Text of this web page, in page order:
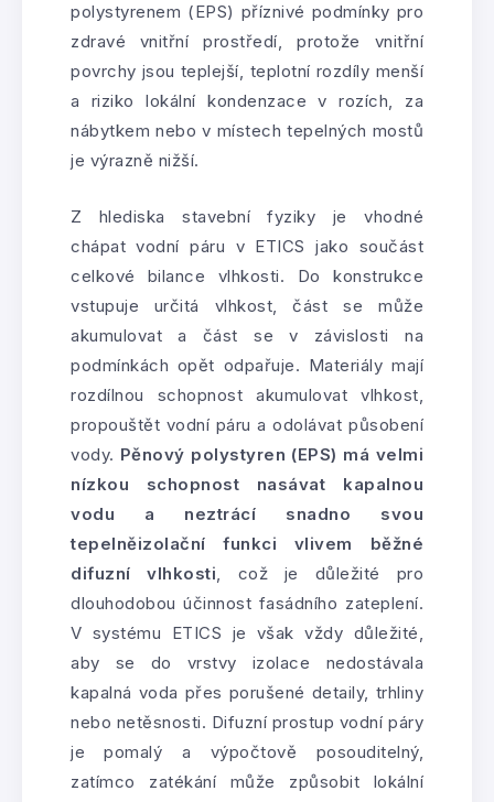
polystyrenem (EPS) příznivé podmínky pro
zdravé vnitřní prostředí, protože vnitřní
povrchy jsou teplejší, teplotní rozdíly menší
a riziko lokální kondenzace v rozích, za
nábytkem nebo v místech tepelných mostů
je výrazně nižší.
Z hlediska stavební fyziky je vhodné
chápat vodní páru v ETICS jako součást
celkové bilance vlhkosti. Do konstrukce
vstupuje určitá vlhkost, část se může
akumulovat a část se v závislosti na
podmínkách opět odpařuje. Materiály mají
rozdílnou schopnost akumulovat vlhkost,
propouštět vodní páru a odolávat působení
vody. Pěnový polystyren (EPS) má velmi
nízkou schopnost nasávat kapalnou
vodu a neztrácí snadno svou
tepelněizolační funkci vlivem běžné
difuzní vlhkosti, což je důležité pro
dlouhodobou účinnost fasádního zateplení.
V systému ETICS je však vždy důležité,
aby se do vrstvy izolace nedostávala
kapalná voda přes porušené detaily, trhliny
nebo netěsnosti. Difuzní prostup vodní páry
je pomalý a výpočtově posouditelný,
zatímco zatékání může způsobit lokální